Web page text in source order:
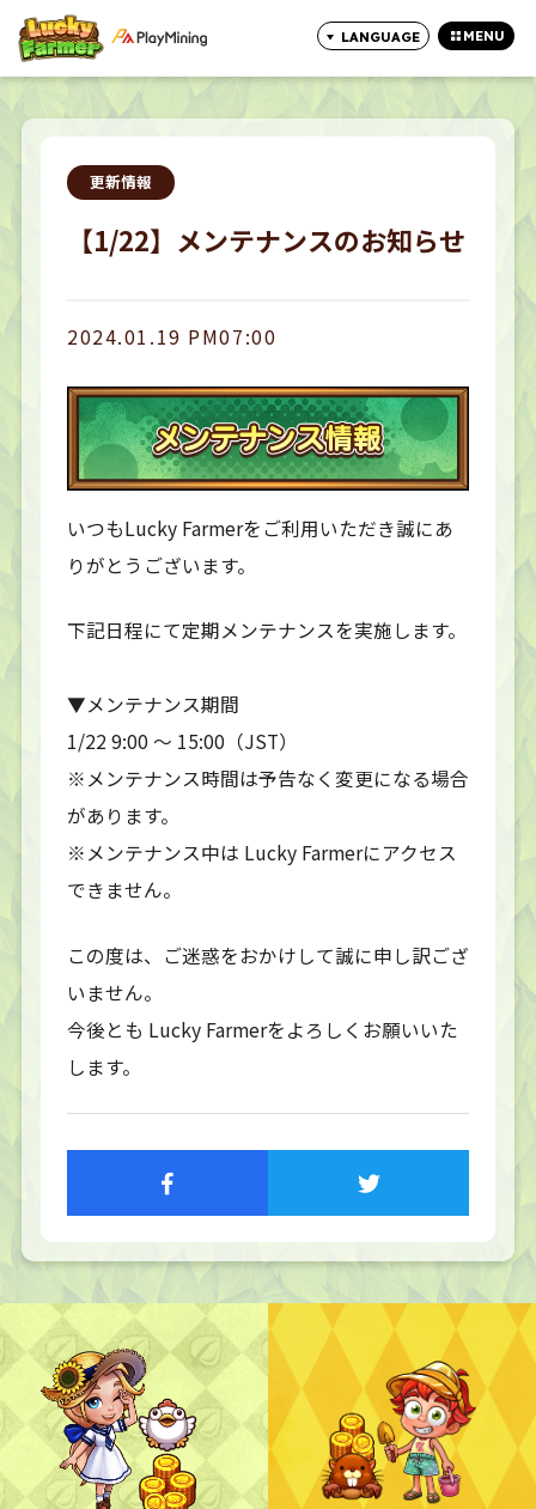
LANGUAGE MENU
更新情報
【1/22】メンテナンスのお知らせ
2024.01.19 PM07:00
いつもLucky Farmerをご利用いただき誠にあ
りがとうございます。
下記日程にて定期メンテナンスを実施します。
▼メンテナンス期間
1/22 9:00 ～ 15:00（JST）
※メンテナンス時間は予告なく変更になる場合
があります。
※メンテナンス中は Lucky Farmerにアクセス
できません。
この度は、ご迷惑をおかけして誠に申し訳ござ
いません。
今後とも Lucky Farmerをよろしくお願いいた
します。
NFT GALLERY
キャラクター 農地
FAQ
よくある質問
NEWS
お知らせ